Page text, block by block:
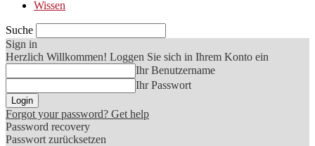
Wissen
Suche
Sign in
Herzlich Willkommen! Loggen Sie sich in Ihrem Konto ein
Ihr Benutzername
Ihr Passwort
Forgot your password? Get help
Password recovery
Passwort zurücksetzen